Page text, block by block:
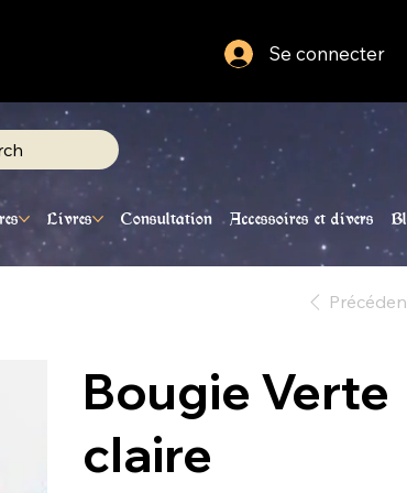
Se connecter
Bougie Verte
claire
Livres Consultation Accessoires et divers